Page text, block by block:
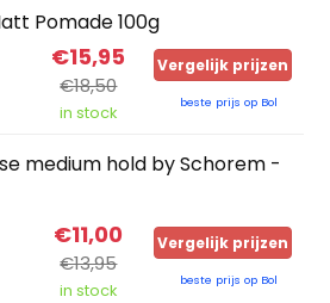
Pomade 100g
€15,95
€18,50
in stock
Vergelijk prijzen
beste prijs op Bol
medium hold by Schorem -
€11,00
€13,95
in stock
Vergelijk prijzen
beste prijs op Bol